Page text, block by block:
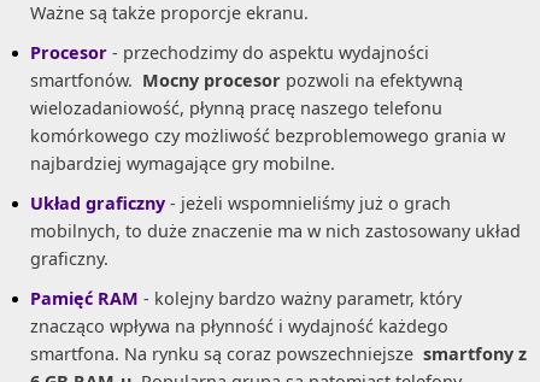
Ważne są także proporcje ekranu.
Procesor - przechodzimy do aspektu wydajności
smartfonów. Mocny procesor pozwoli na efektywną
wielozadaniowość, płynną pracę naszego telefonu
komórkowego czy możliwość bezproblemowego grania w
najbardziej wymagające gry mobilne.
Układ graficzny - jeżeli wspomnieliśmy już o grach
mobilnych, to duże znaczenie ma w nich zastosowany układ
graficzny.
Pamięć RAM - kolejny bardzo ważny parametr, który
znacząco wpływa na płynność i wydajność każdego
smartfona. Na rynku są coraz powszechniejsze smartfony z